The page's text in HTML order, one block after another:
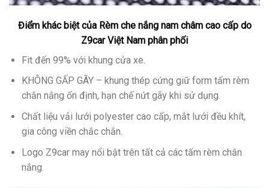
Điểm khác biệt của Rèm che nắng nam châm cao cấp do
Z9car Việt Nam phân phối
Fit đến 99% với khung cửa xe.
KHÔNG GẤP GÃY – khung thép cứng giữ form tấm rèm
chắn nắng ổn định, hạn chế nứt gãy khi sử dụng.
Chất liệu vải lưới polyester cao cấp, mắt lưới đều khít,
gia công viền chắc chắn.
Logo Z9car may nổi bật trên tất cả các tấm rèm chắn
nắng.